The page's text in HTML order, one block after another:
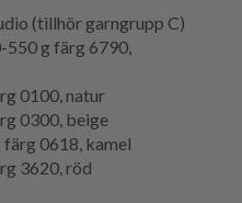
(tillhör garngrupp C)
g färg 6790,
0100, natur
0300, beige
0618, kamel
3620, röd